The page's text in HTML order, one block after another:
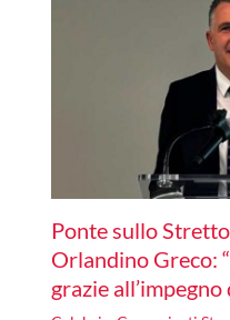
Ponte sullo
Orlandino Greco:
grazie all’impegno